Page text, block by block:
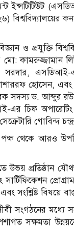
ইন্সটিটিউট
ও প্রযুক্তি
লিটু,
এসডিআই-
হোসেন,
সদস্য ড. আব্দুর
এর চিফ
গোবিন্দ চন্দ্র
পক্ষ থেকে আরও
প্রতিষ্ঠান
সংশ্লিষ্ট বিষয়ে
সংগঠনের
সক্ষমতা